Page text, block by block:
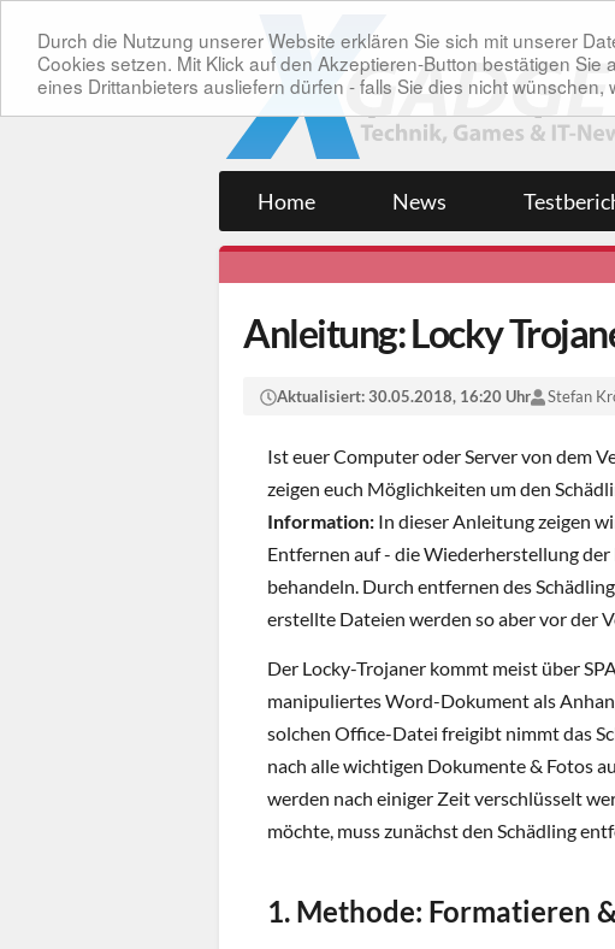
Durch die Nutzung unserer Website erklären Sie sich mit unserer
Cookies setzen. Mit Klick auf den Akzeptieren-Button bestätigen
eines Drittanbieters ausliefern dürfen - falls Sie dies nicht
Home News
Anleitung: Locky
Aktualisiert:30.05.2018, 16:20 Uhr Stefan
Ist euer Computer oder Server von dem
zeigen euch Möglichkeiten um den
Information: In dieser Anleitung zeigen
Entfernen auf - die Wiederherstellung
behandeln. Durch entfernen des
erstellte Dateien werden so aber vor der
Der Locky-Trojaner kommt meist über
manipuliertes Word-Dokument als
solchen Office-Datei freigibt nimmt das
nach alle wichtigen Dokumente & Fotos
werden nach einiger Zeit verschlüsselt
möchte, muss zunächst den Schädling
1. Methode: Formatieren